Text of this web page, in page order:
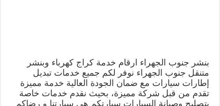
بنشر جنوب الجهراء ارقام خدمة كراج كهرباء وبنشر
متنقل جنوب الجهراء نوفر لكم جميع خدمات تبديل
إطارات سيارات مع ضمان الجودة العالية خدمة مميزة
تقدم من قبل شركة مميزة، بحيث نقدم خدمات خاصة
بتصليح وصيانة السيارات سيارتكم هي سيارتنا و رضاكم